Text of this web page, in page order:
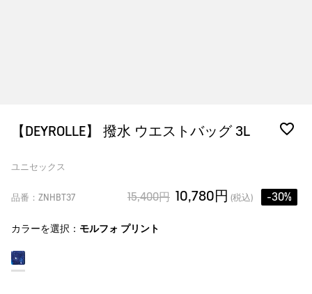
【DEYROLLE】 撥水 ウエストバッグ 3L
ユニセックス
品番：ZNHBT37 15,400円 10,780円 (税込) -30%
カラーを選択： モルフォ プリント